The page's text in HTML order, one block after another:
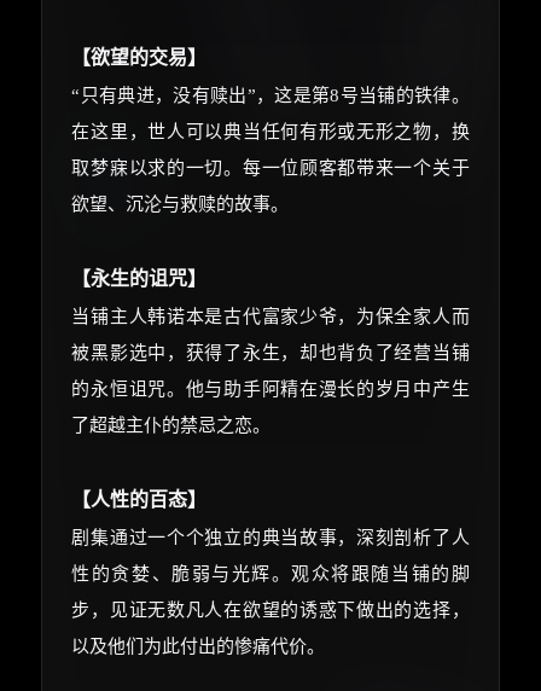
【欲望的交易】
“只有典进，没有赎出”，这是第8号当铺的铁律。
在这里，世人可以典当任何有形或无形之物，换
取梦寐以求的一切。每一位顾客都带来一个关于
欲望、沉沦与救赎的故事。
【永生的诅咒】
当铺主人韩诺本是古代富家少爷，为保全家人而
被黑影选中，获得了永生，却也背负了经营当铺
的永恒诅咒。他与助手阿精在漫长的岁月中产生
了超越主仆的禁忌之恋。
【人性的百态】
剧集通过一个个独立的典当故事，深刻剖析了人
性的贪婪、脆弱与光辉。观众将跟随当铺的脚
步，见证无数凡人在欲望的诱惑下做出的选择，
以及他们为此付出的惨痛代价。
☕
朋友们辛苦了 💦
如夸克12个月送14天 最低75元！
还有支付宝现金红包、外卖红包、
优惠券、活动红包，每日可领。
☕ 海外大侠？通过 Ko-fi 赐茶